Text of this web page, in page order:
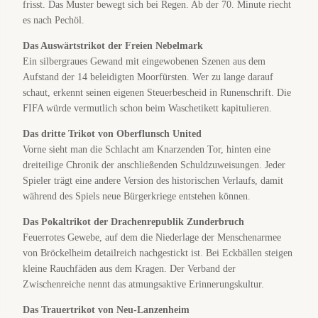
frisst. Das Muster bewegt sich bei Regen. Ab der 70. Minute riecht
es nach Pechöl.
Das Auswärtstrikot der Freien Nebelmark
Ein silbergraues Gewand mit eingewobenen Szenen aus dem
Aufstand der 14 beleidigten Moorfürsten. Wer zu lange darauf
schaut, erkennt seinen eigenen Steuerbescheid in Runenschrift. Die
FIFA würde vermutlich schon beim Waschetikett kapitulieren.
Das dritte Trikot von Oberflunsch United
Vorne sieht man die Schlacht am Knarzenden Tor, hinten eine
dreiteilige Chronik der anschließenden Schuldzuweisungen. Jeder
Spieler trägt eine andere Version des historischen Verlaufs, damit
während des Spiels neue Bürgerkriege entstehen können.
Das Pokaltrikot der Drachenrepublik Zunderbruch
Feuerrotes Gewebe, auf dem die Niederlage der Menschenarmee
von Bröckelheim detailreich nachgestickt ist. Bei Eckbällen steigen
kleine Rauchfäden aus dem Kragen. Der Verband der
Zwischenreiche nennt das atmungsaktive Erinnerungskultur.
Das Trauertrikot von Neu-Lanzenheim